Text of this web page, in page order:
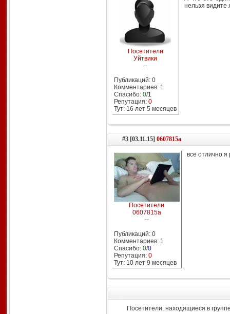
Посетители
Уйтвики
--
Публикаций: 0
Комментариев: 1
Спасибо: 0/1
Репутация: 0
Тут: 16 лет 5 месяцев
нельзя видите
#3 [03.11.15] 0607815a
Посетители
0607815a
--
Публикаций: 0
Комментариев: 1
Спасибо: 0/0
Репутация: 0
Тут: 10 лет 9 месяцев
все отлично я
Посетители, находящиеся в